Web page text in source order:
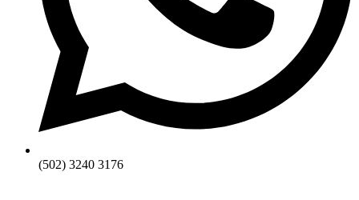
(502) 3240 3176